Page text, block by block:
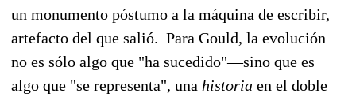
un monumento póstumo a la máquina de escribir,
artefacto del que salió. Para Gould, la evolución
no es sólo algo que "ha sucedido"—sino que es
algo que "se representa", una historia en el doble